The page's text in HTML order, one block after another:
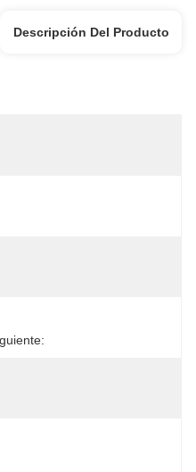
Descripción Del Producto